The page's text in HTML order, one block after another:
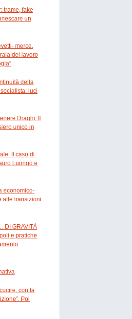
trame, fake
un
merce.
del lavoro
della
luci
Draghi. Il
unico in
Il caso di
Luongo e
economico-
alle transizioni
DI GRAVITÀ
e pratiche
con la
Poi